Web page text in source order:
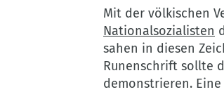
Verfassungsschutz
Brandenburg
Mit der völkischen
Nationalsozialisten
sahen in diesen
Runenschrift sollte
demonstrieren.